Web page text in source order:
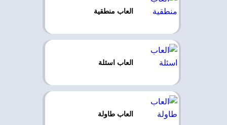
العاب منطقية
العاب اسئلة
العاب طاولة